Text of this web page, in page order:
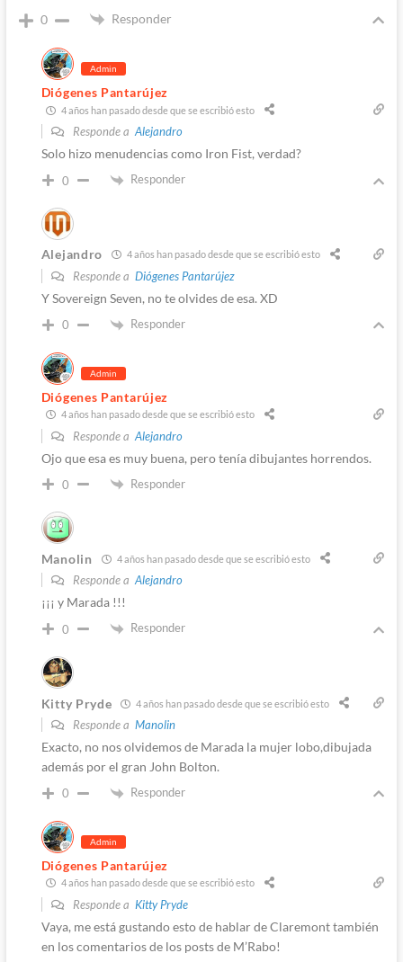
0 Responder
Admin
Diógenes Pantarújez
4 años han pasado desde que se escribió esto
Responde aAlejandro
Solo hizo menudencias como Iron Fist, verdad?
0 Responder
Alejandro 4 años han pasado desde que se escribió esto
Responde a Diógenes Pantarújez
Y Sovereign Seven, no te olvides de esa. XD
0 Responder
Admin
Diógenes Pantarújez
4 años han pasado desde que se escribió esto
Responde a Alejandro
Ojo que esa es muy buena, pero tenía dibujantes horrendos.
0 Responder
Manolin 4 años han pasado desde que se escribió esto
Responde aAlejandro
¡¡¡ y Marada !!!
0 Responder
Kitty Pryde 4 años han pasado desde que se escribió esto
Responde a Manolin
Exacto, no nos olvidemos de Marada la mujer lobo,dibujada
además por el gran John Bolton.
0 Responder
Admin
Diógenes Pantarújez
4 años han pasado desde que se escribió esto
Responde a Kitty Pryde
Vaya, me está gustando esto de hablar de Claremont también
en los comentarios de los posts de M’Rabo!